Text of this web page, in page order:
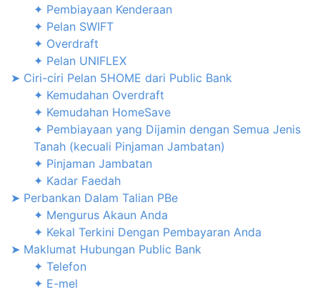
✦ Pembiayaan Kenderaan
✦ Pelan SWIFT
✦ Overdraft
✦ Pelan UNIFLEX
➤ Ciri-ciri Pelan 5HOME dari Public Bank
✦ Kemudahan Overdraft
✦ Kemudahan HomeSave
✦ Pembiayaan yang Dijamin dengan Semua Jenis
Tanah (kecuali Pinjaman Jambatan)
✦ Pinjaman Jambatan
✦ Kadar Faedah
➤ Perbankan Dalam Talian PBe
✦ Mengurus Akaun Anda
✦ Kekal Terkini Dengan Pembayaran Anda
➤ Maklumat Hubungan Public Bank
✦ Telefon
✦ E-mel